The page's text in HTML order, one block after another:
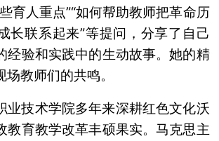
育人重点”“如何帮助教师把革命历
长联系起来”等提问，分享了自己
经验和实践中的生动故事。她的精
教师们的共鸣。
业技术学院多年来深耕红色文化沃
教育教学改革丰硕果实。马克思主